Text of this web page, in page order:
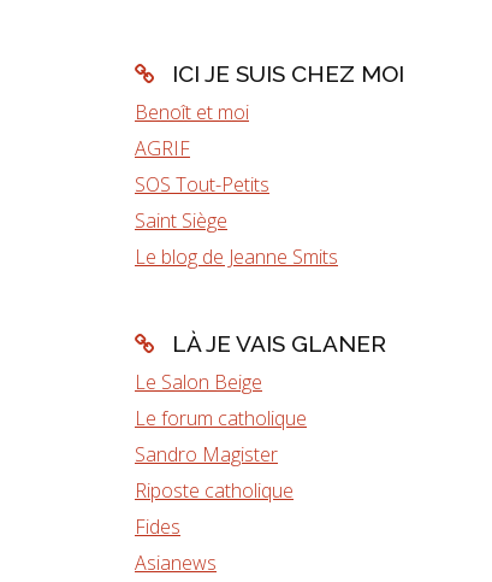
ICI JE SUIS CHEZ MOI
Benoît et moi
AGRIF
SOS Tout-Petits
Saint Siège
Le blog de Jeanne Smits
LÀ JE VAIS GLANER
Le Salon Beige
Le forum catholique
Sandro Magister
Riposte catholique
Fides
Asianews